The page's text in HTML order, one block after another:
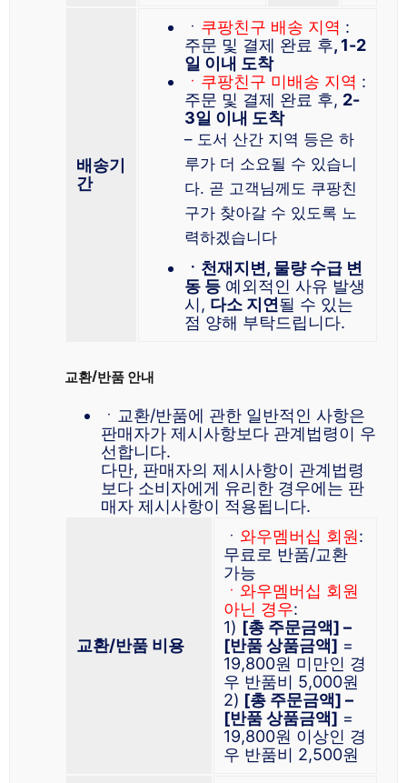
배송기
간
ㆍ 쿠팡친구 배송 지역 :
주문 및 결제 완료 후, 1-2
일 이내 도착
ㆍ쿠팡친구 미배송 지역 :
주문 및 결제 완료 후, 2-
3일 이내 도착
– 도서 산간 지역 등은 하
루가 더 소요될 수 있습니
다. 곧 고객님께도 쿠팡친
구가 찾아갈 수 있도록 노
력하겠습니다
ㆍ천재지변, 물량 수급 변
동 등 예외적인 사유 발생
시, 다소 지연될 수 있는
점 양해 부탁드립니다.
교환/반품 안내
ㆍ교환/반품에 관한 일반적인 사항은
판매자가 제시사항보다 관계법령이 우
선합니다.
다만, 판매자의 제시사항이 관계법령
보다 소비자에게 유리한 경우에는 판
매자 제시사항이 적용됩니다.
교환/반품 비용
ㆍ 와우멤버십 회원:
무료로 반품/교환
가능
ㆍ와우멤버십 회원
아닌 경우:
1) [총 주문금액] –
[반품 상품금액] =
19,800원 미만인 경
우 반품비 5,000원
2) [총 주문금액] –
[반품 상품금액] =
19,800원 이상인 경
우 반품비 2,500원